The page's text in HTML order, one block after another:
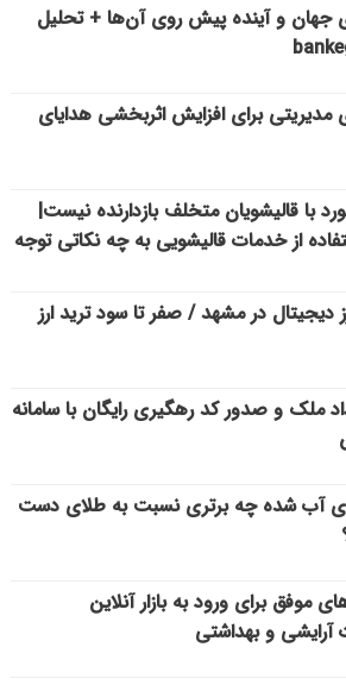
و آینده پیش روی آن‌ها + تحلیل
مدیریتی برای افزایش اثربخشی هدایای
با قالیشویان متخلف بازدارنده نیست|
از خدمات قالیشویی به چه نکاتی توجه
دیجیتال در مشهد / صفر تا سود ترید ارز
ملک و صدور کد رهگیری رایگان با سامانه
آب شده چه برتری نسبت به طلای دست
موفق برای ورود به بازار آنلاین
و بهداشتی